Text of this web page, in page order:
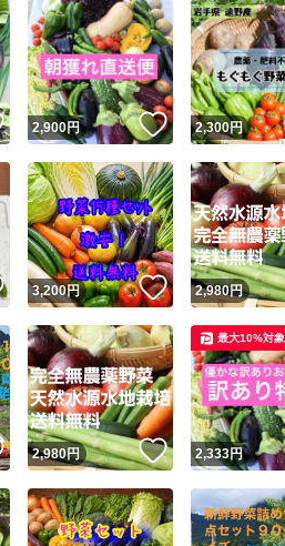
いいね！
2,900円 いいね！
2,300円
いいね！
3,200円 いいね！
2,980円
いいね！
2,980円 いいね！
2,333円
最大10%対象